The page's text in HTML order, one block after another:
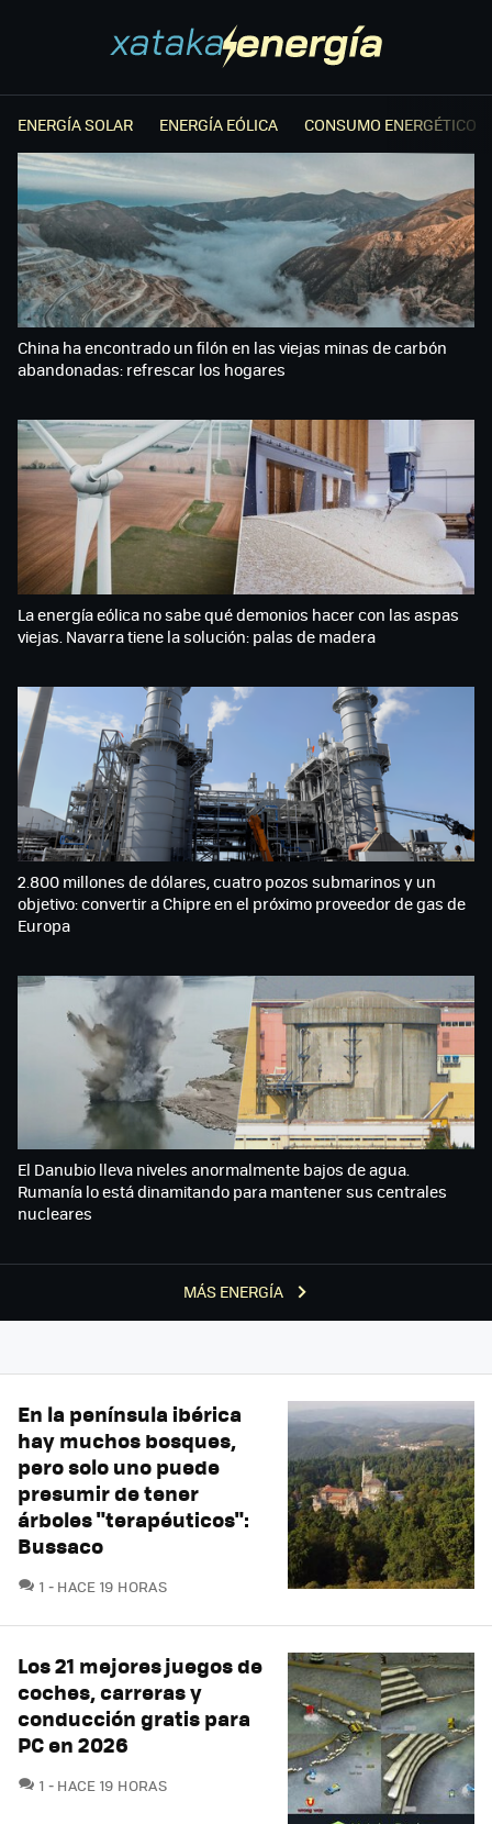
ENERGÍA SOLAR ENERGÍA EÓLICA CONSUMO ENERGÉTICO
MÁS ENERGÍA
China ha encontrado un filón en las viejas minas de carbón
abandonadas: refrescar los hogares
La energía eólica no sabe qué demonios hacer con las aspas
viejas. Navarra tiene la solución: palas de madera
2.800 millones de dólares, cuatro pozos submarinos y un
objetivo: convertir a Chipre en el próximo proveedor de gas de
Europa
El Danubio lleva niveles anormalmente bajos de agua.
Rumanía lo está dinamitando para mantener sus centrales
nucleares
En la península ibérica
hay muchos bosques,
pero solo uno puede
presumir de tener
árboles "terapéuticos":
Bussaco
1 COMENTARIOS
HACE 19 HORAS
Los 21 mejores juegos de
coches, carreras y
conducción gratis para
PC en 2026
1 COMENTARIOS
HACE 19 HORAS